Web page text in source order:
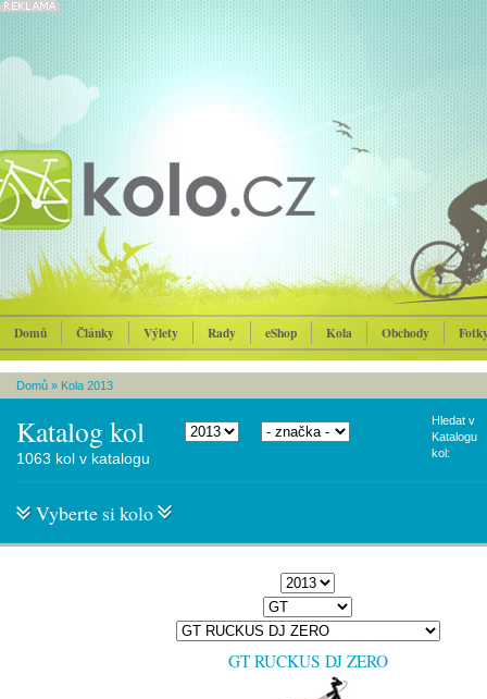
Domů Články Výlety Rady eShop Kola Obchody
Domů » Kola 2013
Katalog kol
Hledat v
Katalogu
kol:
1063 kol v katalogu
Vyberte si kolo
GT RUCKUS DJ ZERO